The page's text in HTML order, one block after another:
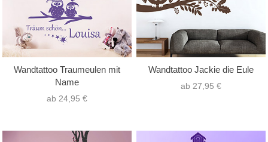
Wandtattoo Traumeulen mit
Name
ab 24,95 €
Wandtattoo Jackie die Eule
ab 27,95 €